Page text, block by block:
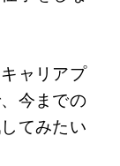
ャリアプ
今までの
てみたい